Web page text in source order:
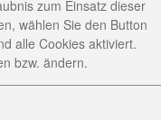
zum Einsatz dieser
wählen Sie den Button
alle Cookies aktiviert.
bzw. ändern.